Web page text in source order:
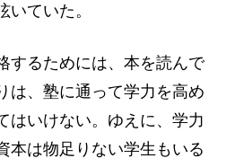
いていた。
するためには、本を読んで
は、塾に通って学力を高め
はいけない。ゆえに、学力
本は物足りない学生もいる